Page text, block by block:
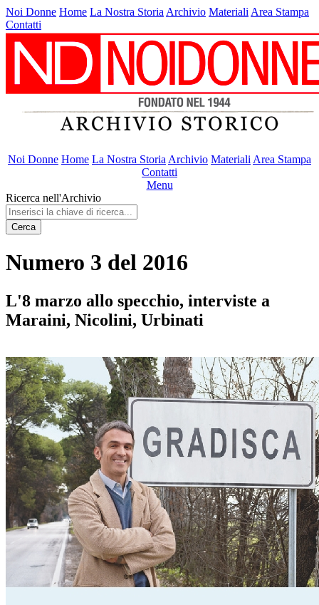
Noi Donne Home La Nostra Storia Archivio Materiali Area Stampa
Contatti
Noi Donne Home La Nostra Storia Archivio Materiali Area Stampa
Contatti
Menu
Ricerca nell'Archivio
Cerca
Numero 3 del 2016
L'8 marzo allo specchio, interviste a
Maraini, Nicolini, Urbinati